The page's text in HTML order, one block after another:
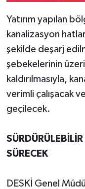
Yatırım yapılan
kanalizasyon
şekilde deşarj
şebekelerinin
kaldırılmasıyla,
verimli çalışacak
geçilecek.
SÜRECEK
DESKİ Genel